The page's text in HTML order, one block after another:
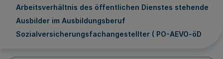
Arbeitsverhältnis des öffentlichen Dienstes stehende
Ausbilder im Ausbildungsberuf
Sozialversicherungsfachangestellter ( PO-AEVO-öD